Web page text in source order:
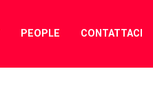
PEOPLE CONTATTACI